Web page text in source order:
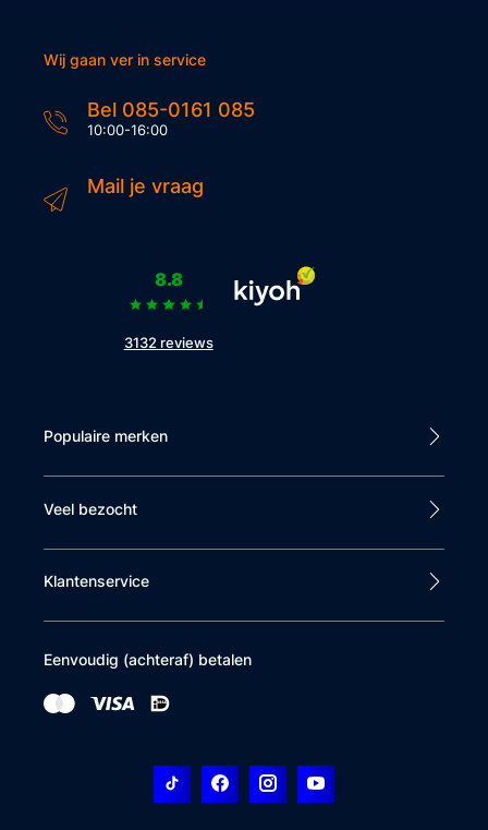
Wij gaan ver in service
Bel 085-0161 085
10:00-16:00
Mail je vraag
8.8
3132 reviews
Populaire merken
Veel bezocht
Klantenservice
Eenvoudig (achteraf) betalen